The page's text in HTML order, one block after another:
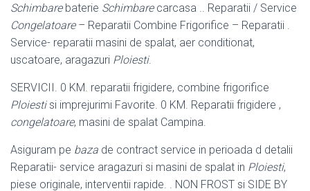
Schimbarebaterie Schimbarecarcasa .. Reparatii / Service
Congelatoare– Reparatii Combine Frigorifice – Reparatii .
Service- reparatii masini de spalat, aer conditionat,
uscatoare, aragazuri Ploiesti.
SERVICII. 0 KM. reparatii frigidere, combine frigorifice
Ploiestisi imprejurimi Favorite. 0 KM. Reparatii frigidere ,
congelatoare, masini de spalat Campina.
Asiguram pe baza de contract service in perioada d detalii
Reparatii- service aragazuri si masini de spalat in Ploiesti,
piese originale, interventii rapide. . NON FROST si SIDE BY